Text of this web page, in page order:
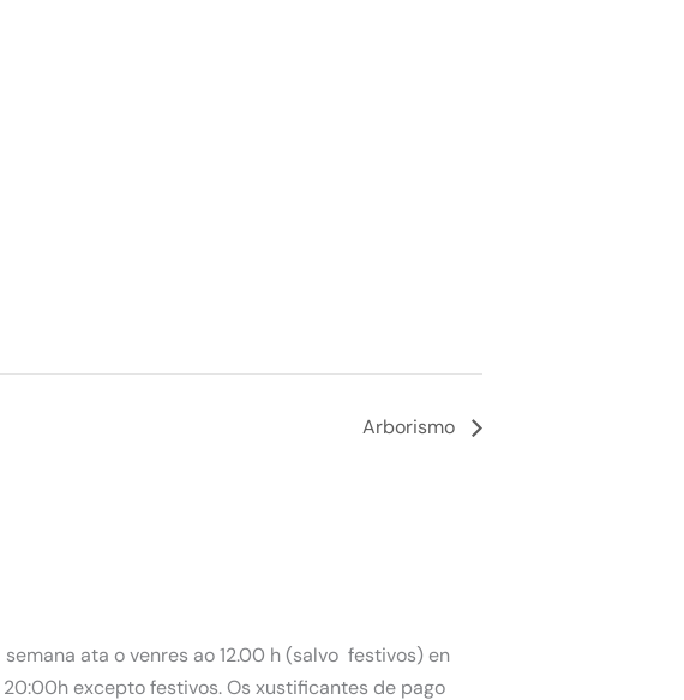
Arborismo
ata o venres ao 12.00 h (salvo festivos) en
excepto festivos. Os xustificantes de pago